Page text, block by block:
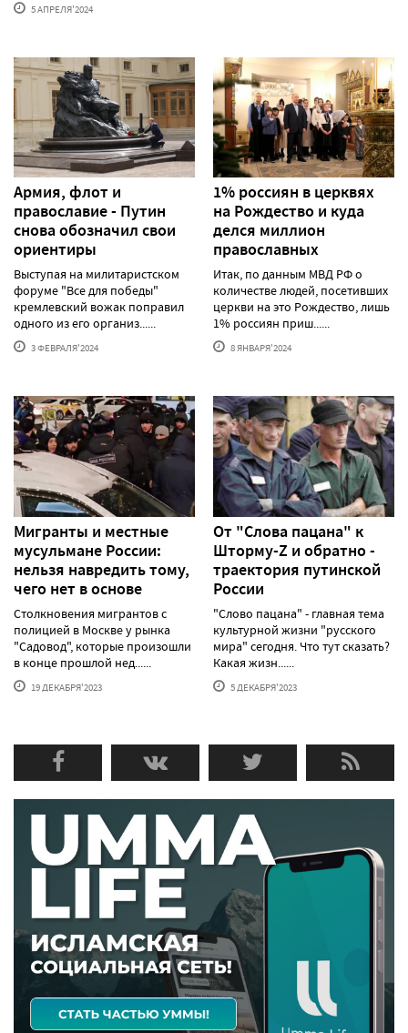
5 АПРЕЛЯ'2024
Армия, флот и
православие - Путин
снова обозначил свои
ориентиры
Выступая на милитаристском
форуме "Все для победы"
кремлевский вожак поправил
одного из его организ......
3 ФЕВРАЛЯ'2024
1% россиян в церквях
на Рождество и куда
делся миллион
православных
Итак, по данным МВД РФ о
количестве людей, посетивших
церкви на это Рождество, лишь
1% россиян приш......
8 ЯНВАРЯ'2024
Мигранты и местные
мусульмане России:
нельзя навредить тому,
чего нет в основе
Столкновения мигрантов с
полицией в Москве у рынка
"Садовод", которые произошли
в конце прошлой нед......
19 ДЕКАБРЯ'2023
От "Слова пацана" к
Шторму-Z и обратно -
траектория путинской
России
"Слово пацана" - главная тема
культурной жизни "русского
мира" сегодня. Что тут сказать?
Какая жизн......
5 ДЕКАБРЯ'2023